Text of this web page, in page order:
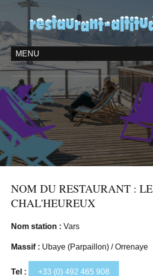
NOM DU RESTAURANT : LE
CHAL'HEUREUX
Nom station : Vars
Massif : Ubaye (Parpaillon) / Orrenaye
Tel : +33 (0) 492 465 908